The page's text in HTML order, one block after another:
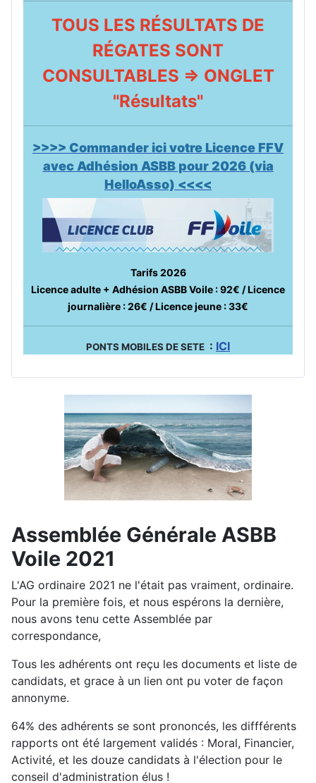
TOUS LES RÉSULTATS DE
RÉGATES SONT
CONSULTABLES => ONGLET
"Résultats"
>>>> Commander ici votre Licence FFV
avec Adhésion ASBB pour 2026 (via
HelloAsso) <<<<
Tarifs 2026
Licence adulte + Adhésion ASBB Voile : 92€ / Licence
journalière : 26€ / Licence jeune : 33€
PONTS MOBILES DE SETE : ICI
Assemblée Générale ASBB
Voile 2021
L'AG ordinaire 2021 ne l'était pas vraiment, ordinaire.
Pour la première fois, et nous espérons la dernière,
nous avons tenu cette Assemblée par
correspondance,
Tous les adhérents ont reçu les documents et liste de
candidats, et grace à un lien ont pu voter de façon
annonyme.
64% des adhérents se sont prononcés, les diffférents
rapports ont été largement validés : Moral, Financier,
Activité, et les douze candidats à l'élection pour le
conseil d'administration élus !